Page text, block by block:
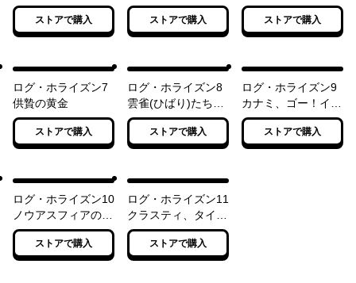
（下）
ストアで購入 ストアで購入 ストアで購入
ログ・ホライズン7
供贄の黄金
ストアで購入
ログ・ホライズン8
雲雀(ひばり)たちの
羽ばたき
ストアで購入
ログ・ホライズン9
カナミ、ゴー！イー
スト！
ストアで購入
ログ・ホライズン10
ノウアスフィアの開
墾
ストアで購入
ログ・ホライズン11
クラスティ、タイク
ーン・ロード
ストアで購入